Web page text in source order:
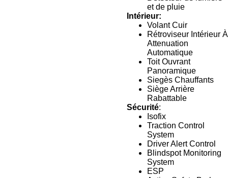
et de pluie
Intérieur:
Volant Cuir
Rétroviseur Intérieur À
Attenuation
Automatique
Toit Ouvrant
Panoramique
Siegès Chauffants
Siège Arrière
Rabattable
Sécurité:
Isofix
Traction Control
System
Driver Alert Control
Blindspot Monitoring
System
ESP